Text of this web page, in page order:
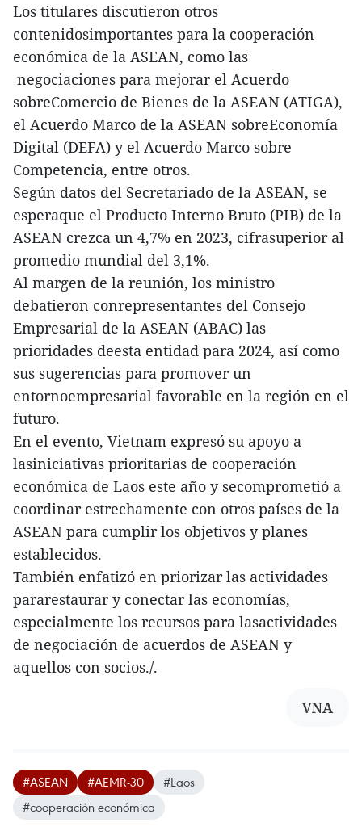
Los titulares discutieron otros
contenidosimportantes para la cooperación
económica de la ASEAN, como las
negociaciones para mejorar el Acuerdo
sobreComercio de Bienes de la ASEAN (ATIGA),
el Acuerdo Marco de la ASEAN sobreEconomía
Digital (DEFA) y el Acuerdo Marco sobre
Competencia, entre otros.
Según datos del Secretariado de la ASEAN, se
esperaque el Producto Interno Bruto (PIB) de la
ASEAN crezca un 4,7% en 2023, cifrasuperior al
promedio mundial del 3,1%.
Al margen de la reunión, los ministro
debatieron conrepresentantes del Consejo
Empresarial de la ASEAN (ABAC) las
prioridades deesta entidad para 2024, así como
sus sugerencias para promover un
entornoempresarial favorable en la región en el
futuro.
En el evento, Vietnam expresó su apoyo a
lasiniciativas prioritarias de cooperación
económica de Laos este año y secomprometió a
coordinar estrechamente con otros países de la
ASEAN para cumplir los objetivos y planes
establecidos.
También enfatizó en priorizar las actividades
pararestaurar y conectar las economías,
especialmente los recursos para lasactividades
de negociación de acuerdos de ASEAN y
aquellos con socios./.
VNA
#ASEAN #AEMR-30
#Laos
#cooperación económica